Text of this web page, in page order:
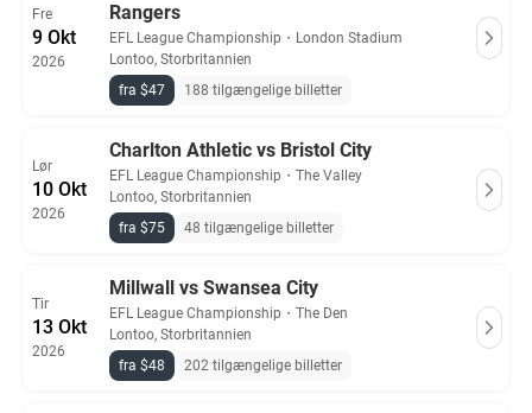
Fre
9 Okt
2026
Rangers
EFL League Championship ・ London Stadium
Lontoo, Storbritannien
fra $47
188 tilgængelige billetter
Lør
10 Okt
2026
Charlton Athletic vs Bristol City
EFL League Championship ・ The Valley
Lontoo, Storbritannien
fra $75
48 tilgængelige billetter
Tir
13 Okt
2026
Millwall vs Swansea City
EFL League Championship ・ The Den
Lontoo, Storbritannien
fra $48
202 tilgængelige billetter